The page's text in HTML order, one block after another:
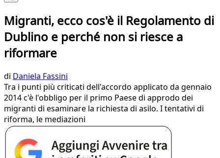
Migranti, ecco cos'è il Regolamento di
Dublino e perché non si riesce a
riformare
di Daniela Fassini
Tra i punti più criticati dell'accordo applicato da gennaio
2014 c'è l'obbligo per il primo Paese di approdo dei
migranti di esaminare la richiesta di asilo. I tentativi di
riforma, le mediazioni